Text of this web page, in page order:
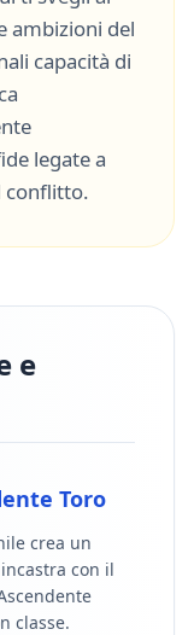
ambizioni del
capacità di
legate a
conflitto.
e
Toro
crea un
con il
classe.